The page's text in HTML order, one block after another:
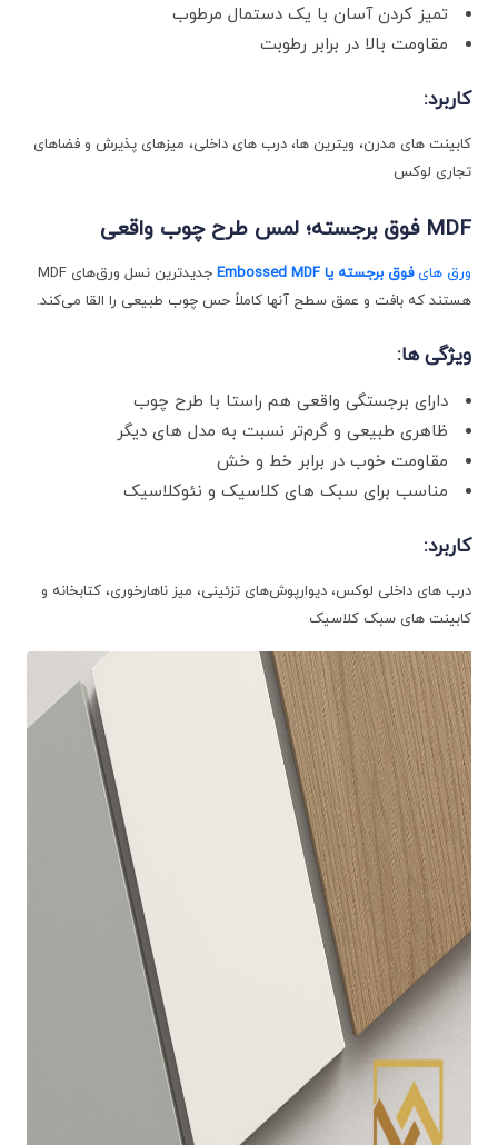
تمیز کردن آسان با یک دستمال مرطوب
مقاومت بالا در برابر رطوبت
کاربرد:
کابینت ‌های مدرن، ویترین‌ ها، درب‌ های داخلی، میزهای پذیرش و فضاهای
تجاری لوکس
MDF فوق برجسته؛ لمس طرح چوب واقعی
ورق ‌هایفوق برجسته یا
جدیدترین نسل ورق‌های MDF
هستند که بافت و عمق سطح آنها کاملاً حس چوب طبیعی را القا می‌کند.
ویژگی ‌ها:
دارای برجستگی واقعی هم ‌راستا با طرح چوب
ظاهری طبیعی و گرم‌تر نسبت به مدل‌ های دیگر
مقاومت خوب در برابر خط و خش
مناسب برای سبک‌ های کلاسیک و نئوکلاسیک
کاربرد:
درب‌ های داخلی لوکس، دیوارپوش‌های تزئینی، میز ناهارخوری، کتابخانه و
کابینت‌ های سبک کلاسیک